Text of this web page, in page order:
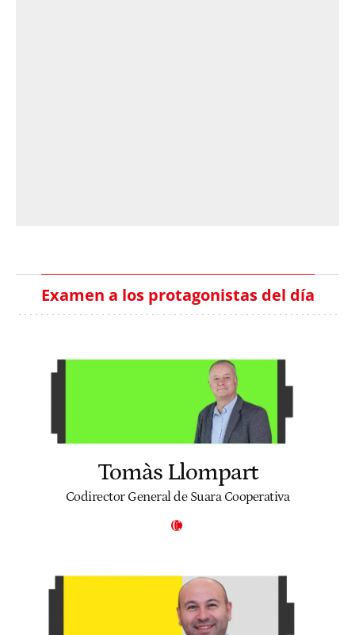
Examen a los protagonistas del día
Tomàs Llompart
Codirector General de Suara Cooperativa